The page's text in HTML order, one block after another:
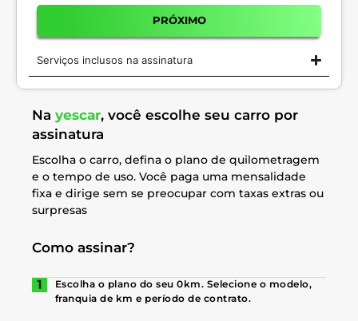
PRÓXIMO
Serviços inclusos na assinatura
Na yescar, você escolhe seu carro por
assinatura
Escolha o carro, defina o plano de quilometragem
e o tempo de uso. Você paga uma mensalidade
fixa e dirige sem se preocupar com taxas extras ou
surpresas
Como assinar?
Escolha o plano do seu 0km. Selecione o modelo,
franquia de km e período de contrato.